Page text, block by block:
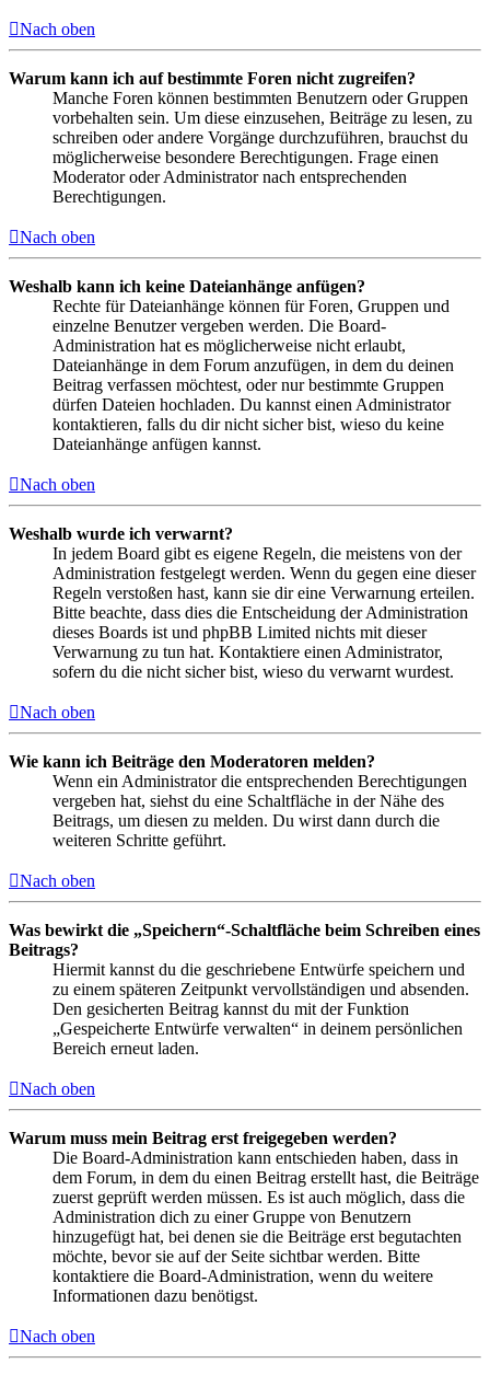
Nach oben
Warum kann ich auf bestimmte Foren nicht zugreifen?
Manche Foren können bestimmten Benutzern oder Gruppen
vorbehalten sein. Um diese einzusehen, Beiträge zu lesen, zu
schreiben oder andere Vorgänge durchzuführen, brauchst du
möglicherweise besondere Berechtigungen. Frage einen
Moderator oder Administrator nach entsprechenden
Berechtigungen.
Nach oben
Weshalb kann ich keine Dateianhänge anfügen?
Rechte für Dateianhänge können für Foren, Gruppen und
einzelne Benutzer vergeben werden. Die Board-
Administration hat es möglicherweise nicht erlaubt,
Dateianhänge in dem Forum anzufügen, in dem du deinen
Beitrag verfassen möchtest, oder nur bestimmte Gruppen
dürfen Dateien hochladen. Du kannst einen Administrator
kontaktieren, falls du dir nicht sicher bist, wieso du keine
Dateianhänge anfügen kannst.
Nach oben
Weshalb wurde ich verwarnt?
In jedem Board gibt es eigene Regeln, die meistens von der
Administration festgelegt werden. Wenn du gegen eine dieser
Regeln verstoßen hast, kann sie dir eine Verwarnung erteilen.
Bitte beachte, dass dies die Entscheidung der Administration
dieses Boards ist und phpBB Limited nichts mit dieser
Verwarnung zu tun hat. Kontaktiere einen Administrator,
sofern du die nicht sicher bist, wieso du verwarnt wurdest.
Nach oben
Wie kann ich Beiträge den Moderatoren melden?
Wenn ein Administrator die entsprechenden Berechtigungen
vergeben hat, siehst du eine Schaltfläche in der Nähe des
Beitrags, um diesen zu melden. Du wirst dann durch die
weiteren Schritte geführt.
Nach oben
Was bewirkt die „Speichern“-Schaltfläche beim Schreiben eines
Beitrags?
Hiermit kannst du die geschriebene Entwürfe speichern und
zu einem späteren Zeitpunkt vervollständigen und absenden.
Den gesicherten Beitrag kannst du mit der Funktion
„Gespeicherte Entwürfe verwalten“ in deinem persönlichen
Bereich erneut laden.
Nach oben
Warum muss mein Beitrag erst freigegeben werden?
Die Board-Administration kann entschieden haben, dass in
dem Forum, in dem du einen Beitrag erstellt hast, die Beiträge
zuerst geprüft werden müssen. Es ist auch möglich, dass die
Administration dich zu einer Gruppe von Benutzern
hinzugefügt hat, bei denen sie die Beiträge erst begutachten
möchte, bevor sie auf der Seite sichtbar werden. Bitte
kontaktiere die Board-Administration, wenn du weitere
Informationen dazu benötigst.
Nach oben